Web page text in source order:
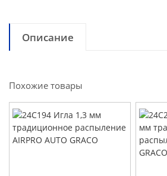
Описание
Похожие товары